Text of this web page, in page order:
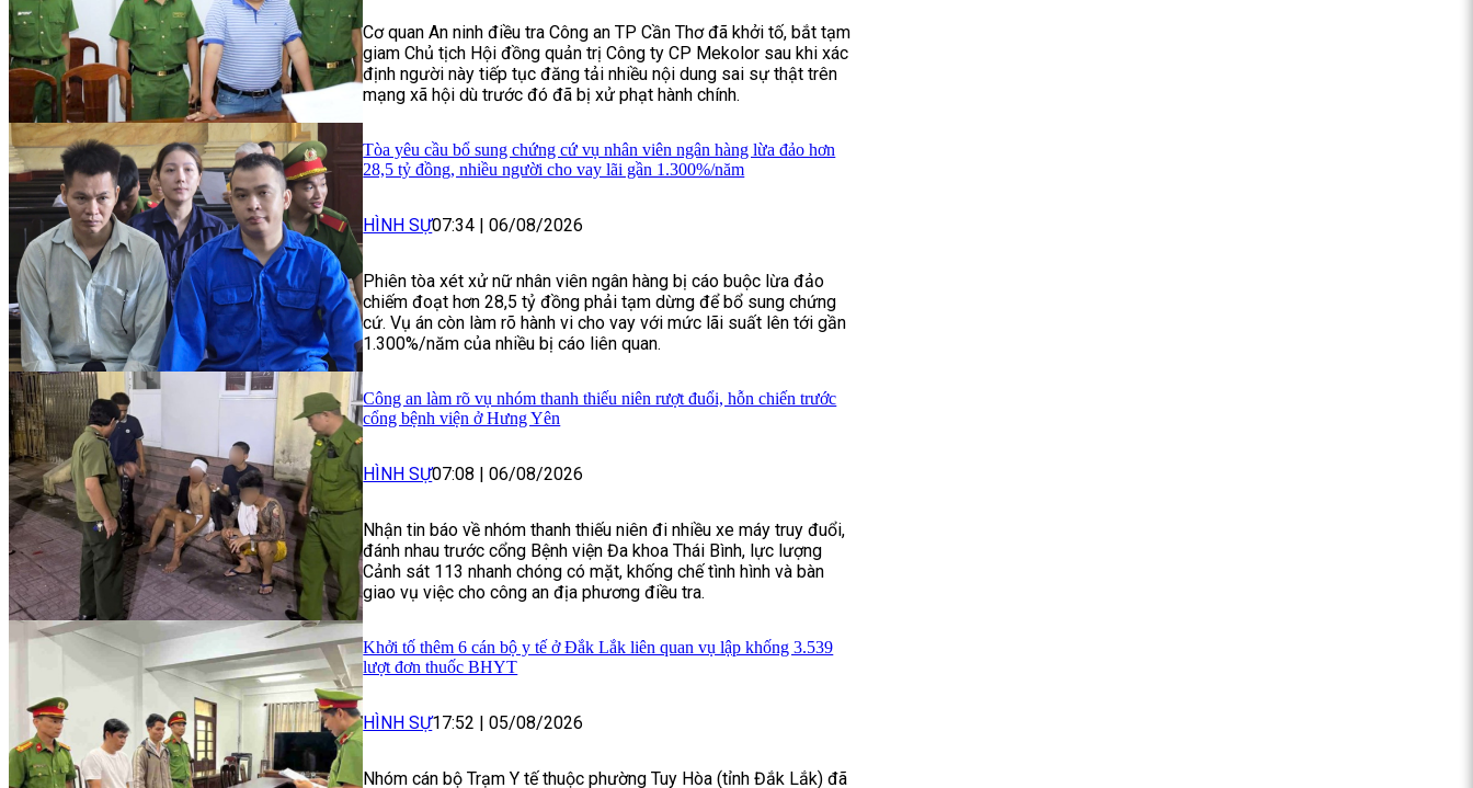
Cơ quan An ninh điều tra Công an TP Cần Thơ đã khởi tố, bắt tạm
giam Chủ tịch Hội đồng quản trị Công ty CP Mekolor sau khi xác
định người này tiếp tục đăng tải nhiều nội dung sai sự thật trên
mạng xã hội dù trước đó đã bị xử phạt hành chính.
Tòa yêu cầu bổ sung chứng cứ vụ nhân viên ngân hàng lừa đảo hơn
28,5 tỷ đồng, nhiều người cho vay lãi gần 1.300%/năm
HÌNH SỰ07:34 | 06/08/2026
Phiên tòa xét xử nữ nhân viên ngân hàng bị cáo buộc lừa đảo
chiếm đoạt hơn 28,5 tỷ đồng phải tạm dừng để bổ sung chứng
cứ. Vụ án còn làm rõ hành vi cho vay với mức lãi suất lên tới gần
1.300%/năm của nhiều bị cáo liên quan.
Công an làm rõ vụ nhóm thanh thiếu niên rượt đuổi, hỗn chiến trước
cổng bệnh viện ở Hưng Yên
HÌNH SỰ07:08 | 06/08/2026
Nhận tin báo về nhóm thanh thiếu niên đi nhiều xe máy truy đuổi,
đánh nhau trước cổng Bệnh viện Đa khoa Thái Bình, lực lượng
Cảnh sát 113 nhanh chóng có mặt, khống chế tình hình và bàn
giao vụ việc cho công an địa phương điều tra.
Khởi tố thêm 6 cán bộ y tế ở Đắk Lắk liên quan vụ lập khống 3.539
lượt đơn thuốc BHYT
HÌNH SỰ17:52 | 05/08/2026
Nhóm cán bộ Trạm Y tế thuộc phường Tuy Hòa (tỉnh Đắk Lắk) đã